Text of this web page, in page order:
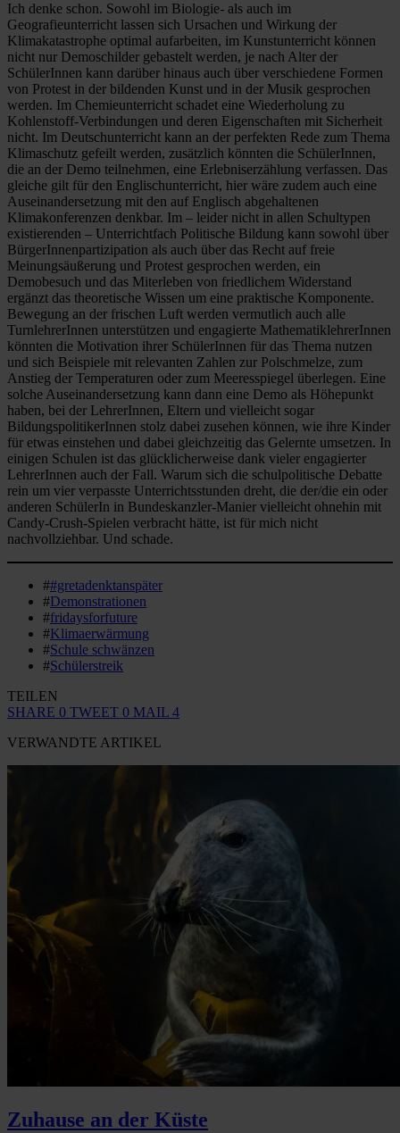
Ich denke schon. Sowohl im Biologie- als auch im
Geografieunterricht lassen sich Ursachen und Wirkung der
Klimakatastrophe optimal aufarbeiten, im Kunstunterricht können
nicht nur Demoschilder gebastelt werden, je nach Alter der
SchülerInnen kann darüber hinaus auch über verschiedene Formen
von Protest in der bildenden Kunst und in der Musik gesprochen
werden. Im Chemieunterricht schadet eine Wiederholung zu
Kohlenstoff-Verbindungen und deren Eigenschaften mit Sicherheit
nicht. Im Deutschunterricht kann an der perfekten Rede zum Thema
Klimaschutz gefeilt werden, zusätzlich könnten die SchülerInnen,
die an der Demo teilnehmen, eine Erlebniserzählung verfassen. Das
gleiche gilt für den Englischunterricht, hier wäre zudem auch eine
Auseinandersetzung mit den auf Englisch abgehaltenen
Klimakonferenzen denkbar. Im – leider nicht in allen Schultypen
existierenden – Unterrichtfach Politische Bildung kann sowohl über
BürgerInnenpartizipation als auch über das Recht auf freie
Meinungsäußerung und Protest gesprochen werden, ein
Demobesuch und das Miterleben von friedlichem Widerstand
ergänzt das theoretische Wissen um eine praktische Komponente.
Bewegung an der frischen Luft werden vermutlich auch alle
TurnlehrerInnen unterstützen und engagierte MathematiklehrerInnen
könnten die Motivation ihrer SchülerInnen für das Thema nutzen
und sich Beispiele mit relevanten Zahlen zur Polschmelze, zum
Anstieg der Temperaturen oder zum Meeresspiegel überlegen. Eine
solche Auseinandersetzung kann dann eine Demo als Höhepunkt
haben, bei der LehrerInnen, Eltern und vielleicht sogar
BildungspolitikerInnen stolz dabei zusehen können, wie ihre Kinder
für etwas einstehen und dabei gleichzeitig das Gelernte umsetzen. In
einigen Schulen ist das glücklicherweise dank vieler engagierter
LehrerInnen auch der Fall. Warum sich die schulpolitische Debatte
rein um vier verpasste Unterrichtsstunden dreht, die der/die ein oder
anderen SchülerIn in Bundeskanzler-Manier vielleicht ohnehin mit
Candy-Crush-Spielen verbracht hätte, ist für mich nicht
nachvollziehbar. Und schade.
##gretadenktanspäter
#Demonstrationen
#fridaysforfuture
#Klimaerwärmung
#Schule schwänzen
#Schülerstreik
TEILEN
SHARE 0 TWEET 0 MAIL 4
VERWANDTE ARTIKEL
Zuhause an der Küste